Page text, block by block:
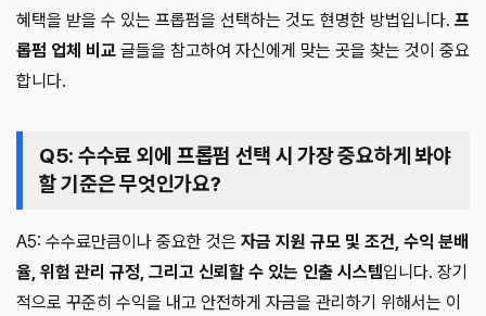
혜택을 받을 수 있는 프롭펌을 선택하는 것도 현명한 방법입니다. 프
롭펌 업체 비교 글들을 참고하여 자신에게 맞는 곳을 찾는 것이 중요
합니다.
Q5: 수수료 외에 프롭펌 선택 시 가장 중요하게 봐야
할 기준은 무엇인가요?
A5: 수수료만큼이나 중요한 것은 자금 지원 규모 및 조건, 수익 분배
율, 위험 관리 규정, 그리고 신뢰할 수 있는 인출 시스템입니다. 장기
적으로 꾸준히 수익을 내고 안전하게 자금을 관리하기 위해서는 이